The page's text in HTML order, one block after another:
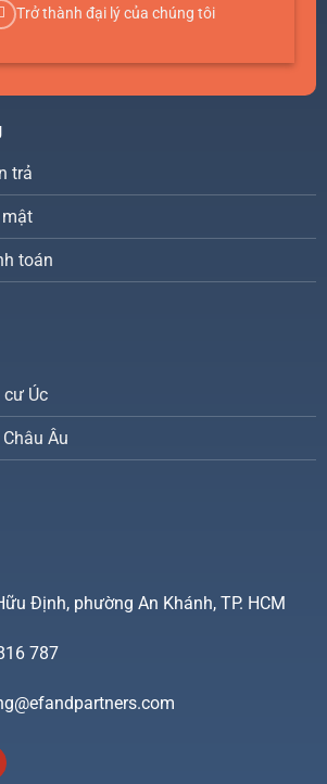
Trở thành đại lý của chúng tôi
trả
toán
Úc
Âu
Định, phường An Khánh, TP. HCM
787